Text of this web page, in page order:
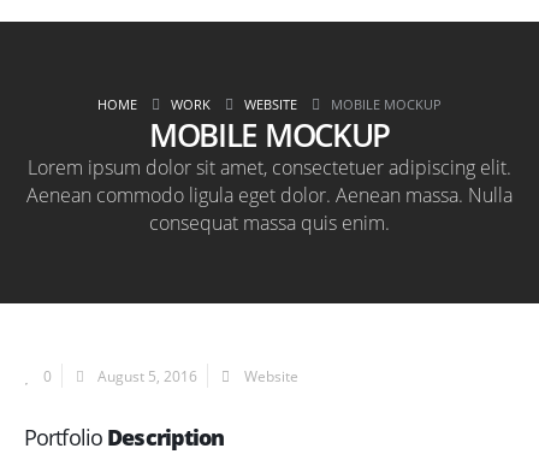
HOME WORK WEBSITE MOBILE MOCKUP
MOBILE MOCKUP
Lorem ipsum dolor sit amet, consectetuer adipiscing elit.
Aenean commodo ligula eget dolor. Aenean massa. Nulla
consequat massa quis enim.
0 August 5, 2016 Website
Portfolio Description